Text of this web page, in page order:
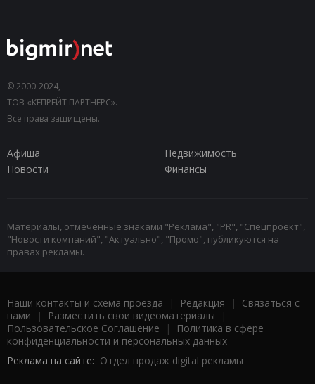
© 2000-2024,
ТОВ «КЕПРЕЙТ ПАРТНЕРС».
Все права защищены.
Афиша
Недвижимость
Новости
Финансы
Материалы, отмеченные знаками "Реклама", "PR", "Спецпроект",
"Новости компаний", "Актуально", "Промо", публикуются на
правах рекламы.
Наши контакты и схема проезда | Редакция | Связаться с
нами | Разместить свои видеоматериалы |
Пользовательское Соглашение |
Политика в сфере
конфиденциальности и персональных данных
Реклама на сайте: Отдел продаж digital рекламы